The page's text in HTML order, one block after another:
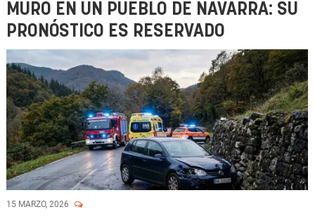
MURO EN UN PUEBLO DE NAVARRA: SU
PRONÓSTICO ES RESERVADO
15 MARZO, 2026